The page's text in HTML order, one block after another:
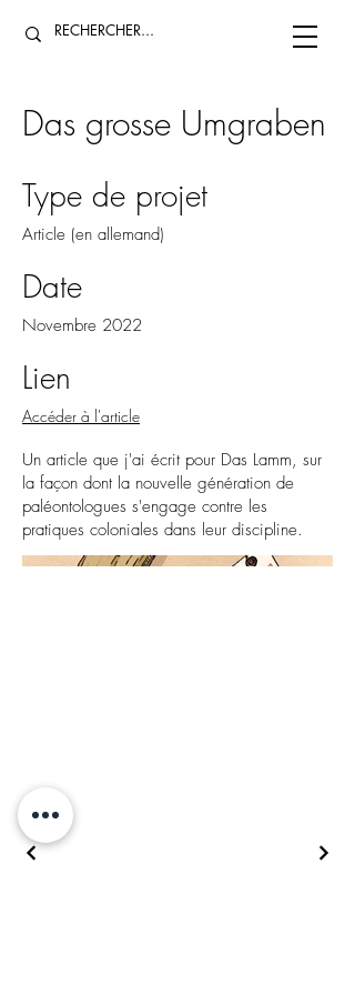
Das grosse Umgraben
Type de projet
Article (en allemand)
Date
Novembre 2022
Lien
Accéder à l'article
Un article que j'ai écrit pour Das Lamm, sur
la façon dont la nouvelle génération de
paléontologues s'engage contre les
pratiques coloniales dans leur discipline.